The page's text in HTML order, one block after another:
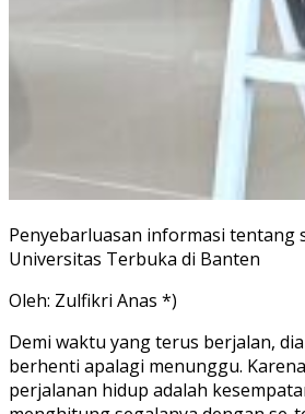
Penyebarluasan informasi tentang
Universitas Terbuka di Banten
Oleh: Zulfikri Anas *)
Demi waktu yang terus berjalan,
berhenti apalagi menunggu.
perjalanan hidup adalah